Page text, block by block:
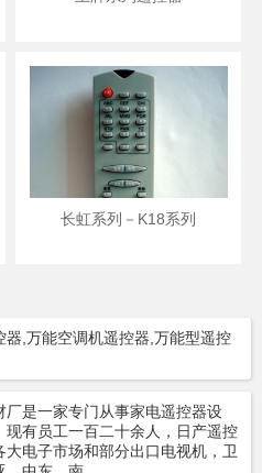
长虹系列－K18系列
器,万能空调机遥控器,万能型遥控
厂是一家专门从事家电遥控器设
有员工一百二十余人，日产遥控
电子市场和部分出口电视机，卫